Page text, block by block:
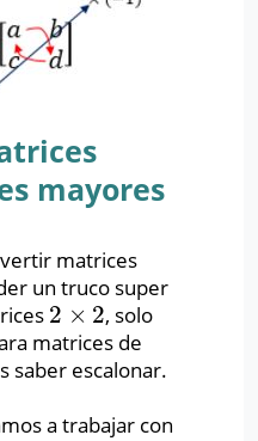
mayores
matrices
un truco super
2 × 2
2 ×2
, solo
matrices de
saber escalonar.
a trabajar con